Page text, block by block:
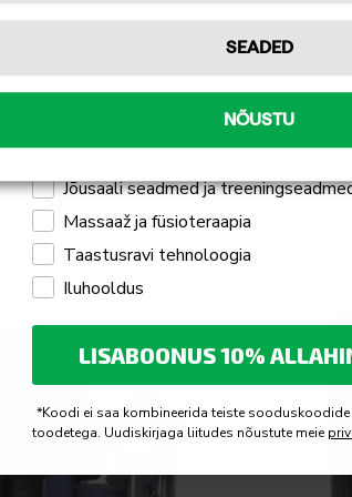
selja- ja istmepadjad on ergonoomiliselt
meeldivaks.
loomulikud trajektoorid tõhustavad
on meeldiv.
SEADED
NÕUSTU
Tellin
Professionaalseks kasutamiseks
Mulle pakub huvi
Jõusaali seadmed ja
Massaaž ja füsioteraapia
Taastusravi tehnoloogia
Iluhooldus
LISABOONUS 10%
*Koodi ei saa kombineerida teiste
toodetega. Uudiskirjaga liitudes nõustute meie